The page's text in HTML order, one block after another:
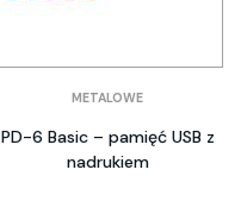
METALOWE
PD-6 Basic – pamięć USB z
nadrukiem